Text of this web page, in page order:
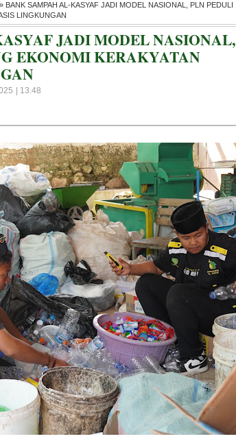
» BANK SAMPAH AL-KASYAF JADI MODEL NASIONAL, PLN PEDULI
LINGKUNGAN
JADI MODEL NASIONAL,
EKONOMI KERAKYATAN
| 13.48